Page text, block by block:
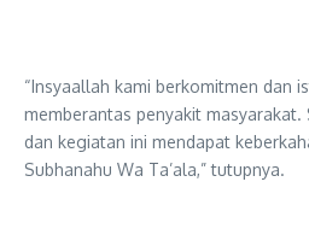
“Insyaallah kami berkomitmen dan
memberantas penyakit masyarakat.
dan kegiatan ini mendapat
Subhanahu Wa Ta’ala,” tutupnya.